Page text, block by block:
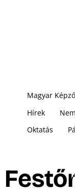
Magyar
Hírek
Oktatás